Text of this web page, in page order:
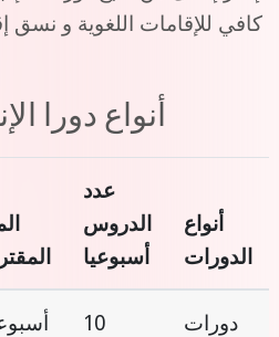
كافي للإقامات اللغوية و نسق
أنواع دورا
أنواع
الدورات
عدد
الدروس
أسبوعيا
دورات 10